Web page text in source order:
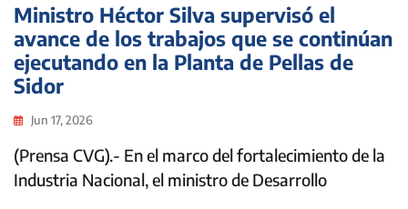
Ministro Héctor Silva supervisó el
avance de los trabajos que se continúan
ejecutando en la Planta de Pellas de
Sidor
Jun 17, 2026
(Prensa CVG).- En el marco del fortalecimiento de la
Industria Nacional, el ministro de Desarrollo